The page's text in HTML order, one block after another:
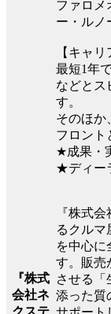
ファロメ
ー・ルノ
【キャ
最短1年
などとス
す。
そのほか
フロント
★成果・
★ディー
『株式
会社ネ
クステ
『株式
るクルマ
を中心に
す。販売
させる「
添った質